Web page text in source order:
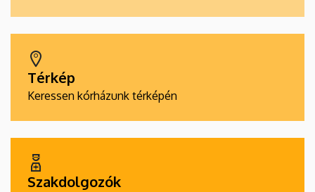
Térkép
Keressen kórházunk térképén
Szakdolgozók